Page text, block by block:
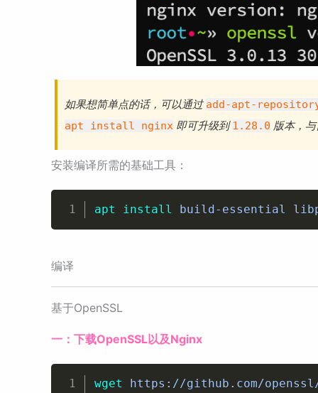
如果想简单点的话，可以通过 add-apt-
apt install nginx 即可升级到1.28.0 版本，
安装编译所需的基础工具：
apt install build-essential
编译
基于OpenSSL
一：下载OpenSSL以及Nginx
wget